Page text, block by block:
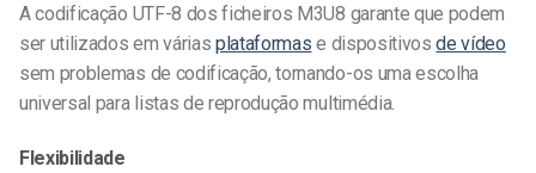
A codificação UTF-8 dos ficheiros M3U8 garante que podem
ser utilizados em várias plataformas e dispositivosde vídeo
sem problemas de codificação, tornando-os uma escolha
universal para listas de reprodução multimédia.
Flexibilidade